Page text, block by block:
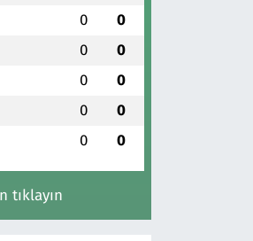
0 0
0 0
0 0
0 0
0 0
tıklayın